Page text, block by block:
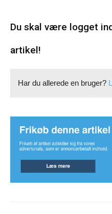
Du skal være logget
artikel!
Har du allerede en bruger?